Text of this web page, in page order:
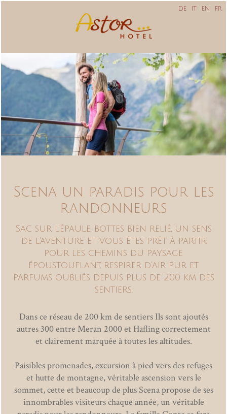
DE IT EN FR
Scena un paradis pour les
randonneurs
Sac sur l’épaule, bottes bien relié, un sens
de l'aventure et vous êtes prêt à partir
pour les chemins du paysage
époustouflant, respirer d’air pur et
parfums oubliés depuis plus de 200 km des
sentiers.
Dans ce réseau de 200 km de sentiers Ils sont ajoutés
autres 300 entre Meran 2000 et Hafling correctement
et clairement marquée à toutes les altitudes.
Paisibles promenades, excursion à pied vers des refuges
et hutte de montagne, véritable ascension vers le
sommet, cette et beaucoup de plus Scena propose de ses
innombrables visiteurs chaque année, un véritable